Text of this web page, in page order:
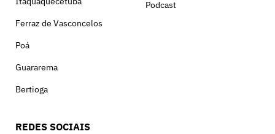
Ferraz de Vasconcelos
Poá
Guararema
Bertioga
Podcast
REDES SOCIAIS